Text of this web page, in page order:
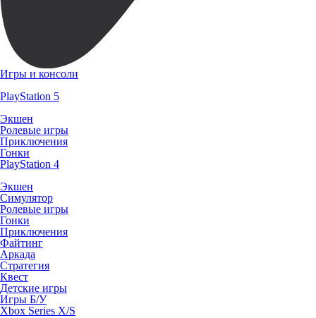
Игры и консоли
PlayStation 5
Экшен
Ролевые игры
Приключения
Гонки
PlayStation 4
Экшен
Симулятор
Ролевые игры
Гонки
Приключения
Файтинг
Аркада
Стратегия
Квест
Детские игры
Игры Б/У
Xbox Series X/S